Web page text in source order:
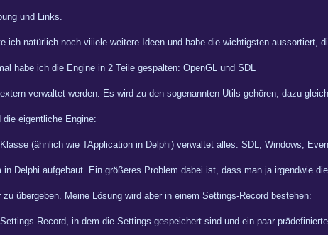
und Links.
ich natürlich noch viiiele weitere Ideen und habe die wichtigsten aussortiert,
habe ich die Engine in 2 Teile gespalten: OpenGL und SDL
verwaltet werden. Es wird zu den sogenannten Utils gehören, dazu
die eigentliche Engine:
(ähnlich wie TApplication in Delphi) verwaltet alles: SDL, Windows,
in Delphi aufgebaut. Ein größeres Problem dabei ist, dass man ja irgendwie
zu übergeben. Meine Lösung wird aber in einem Settings-Record bestehen:
Record, in dem die Settings gespeichert sind und ein paar